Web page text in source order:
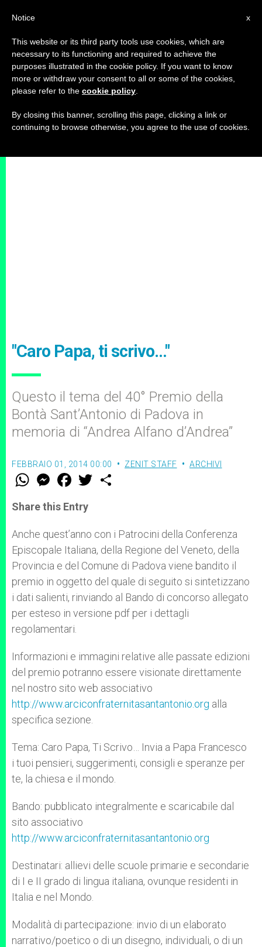
"Caro Papa, ti scrivo…"
Questo il tema del 40° Premio della
Bontà Sant’Antonio di Padova in
memoria di “Andrea Alfano d’Andrea”
FEBBRAIO 01, 2014 00:00 ZENIT STAFF ARCHIVI
W
t
s
p
p
M
e
s
e
g
e
r
F
a
e
b
o
k
w
r
Share this Entry
Anche quest’anno con i Patrocini della Conferenza
Episcopale Italiana, della Regione del Veneto, della
Provincia e del Comune di Padova viene bandito il
premio in oggetto del quale di seguito si sintetizzano
i dati salienti, rinviando al Bando di concorso allegato
per esteso in versione pdf per i dettagli
regolamentari.
Informazioni e immagini relative alle passate edizioni
del premio potranno essere visionate direttamente
nel nostro sito web associativo
http://www.arciconfraternitasantantonio.org alla
specifica sezione.
Tema: Caro Papa, Ti Scrivo… Invia a Papa Francesco
i tuoi pensieri, suggerimenti, consigli e speranze per
te, la chiesa e il mondo.
Bando: pubblicato integralmente e scaricabile dal
sito associativo
http://www.arciconfraternitasantantonio.org
Destinatari: allievi delle scuole primarie e secondarie
di I e II grado di lingua italiana, ovunque residenti in
Italia e nel Mondo.
Modalità di partecipazione: invio di un elaborato
narrativo/poetico o di un disegno, individuali, o di un
x
Notice
This website or its third party tools use cookies, which are
necessary to its functioning and required to achieve the
purposes illustrated in the cookie policy. If you want to know
more or withdraw your consent to all or some of the cookies,
please refer to the cookie policy
By closing this banner, scrolling this page, clicking a link or
continuing to browse otherwise, you agree to the use of cookies.